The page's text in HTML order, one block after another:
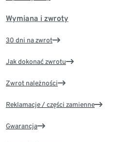
Wymiana i zwroty
30 dni na zwrot
Jak dokonać zwrotu
Zwrot należności
Reklamacje / części zamienne
Gwarancja